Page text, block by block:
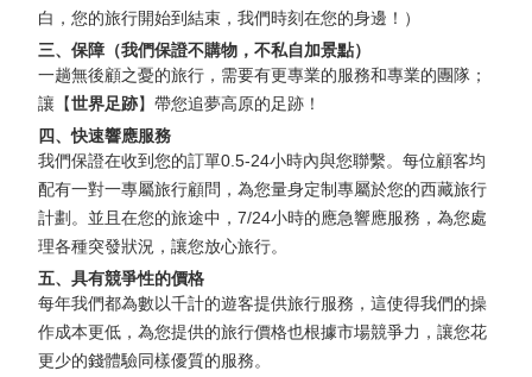
白，您的旅行開始到結束，我們時刻在您的身邊！）
三、保障（我們保證不購物，不私自加景點）
一趟無後顧之憂的旅行，需要有更專業的服務和專業的團隊；
讓【世界足跡】帶您追夢高原的足跡！
四、快速響應服務
我們保證在收到您的訂單0.5-24小時內與您聯繫。每位顧客均
配有一對一專屬旅行顧問，為您量身定制專屬於您的西藏旅行
計劃。並且在您的旅途中，7/24小時的應急響應服務，為您處
理各種突發狀況，讓您放心旅行。
五、具有競爭性的價格
每年我們都為數以千計的遊客提供旅行服務，這使得我們的操
作成本更低，為您提供的旅行價格也根據市場競爭力，讓您花
更少的錢體驗同樣優質的服務。